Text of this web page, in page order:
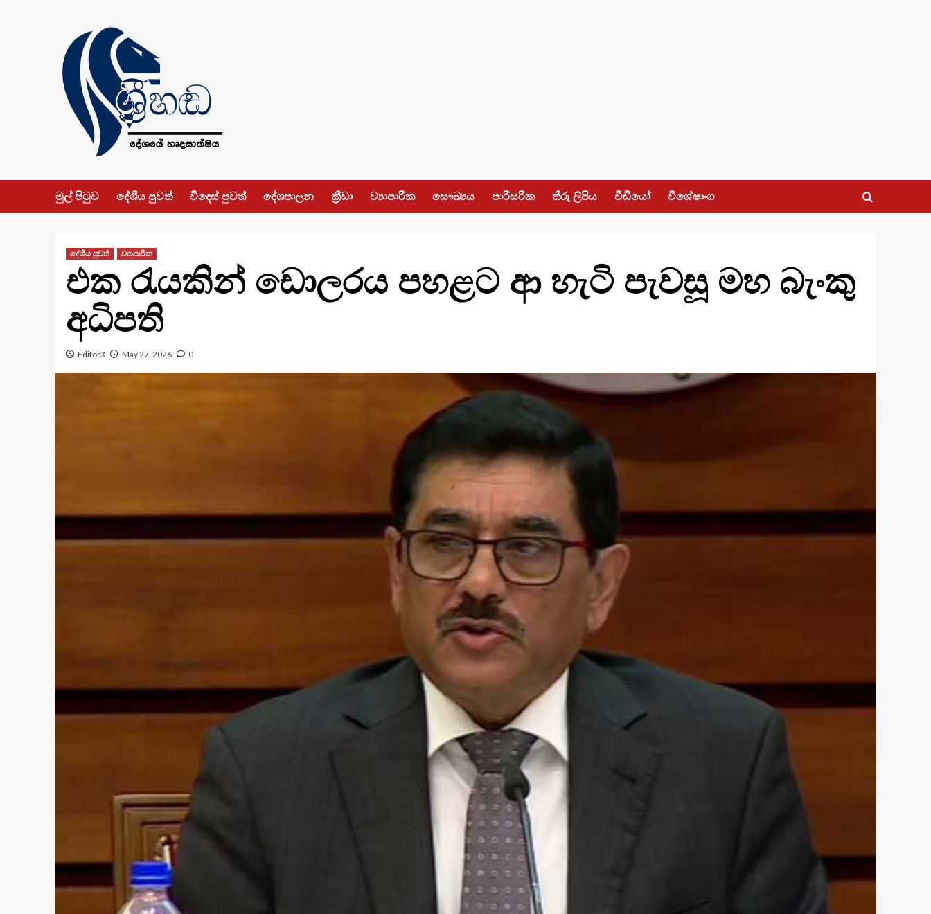
මුල් පිටුව දේශීය පුවත් විදෙස් පුවත් දේශපාලන ක්‍රීඩා ව්‍යාපාරික සෞඛ්‍යය පාරිසරික තීරු ලිපිය වීඩියෝ විශේෂාංග
දේශීය පුවත් ව්‍යාපාරික
එක රැයකින් ඩොලරය පහළට ආ හැටි පැවසූ මහ බැංකු
අධිපති
Editor3 May 27, 2026 0